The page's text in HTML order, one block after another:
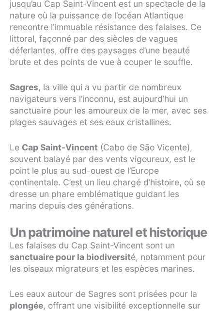
jusqu’au Cap Saint-Vincent est un spectacle de la
nature où la puissance de l’océan Atlantique
rencontre l’immuable résistance des falaises. Ce
littoral, façonné par des siècles de vagues
déferlantes, offre des paysages d’une beauté
brute et des points de vue à couper le souffle.
Sagres, la ville qui a vu partir de nombreux
navigateurs vers l’inconnu, est aujourd’hui un
sanctuaire pour les amoureux de la mer, avec ses
plages sauvages et ses eaux cristallines.
Le Cap Saint-Vincent (Cabo de São Vicente),
souvent balayé par des vents vigoureux, est le
point le plus au sud-ouest de l’Europe
continentale. C’est un lieu chargé d’histoire, où se
dresse un phare emblématique guidant les
marins depuis des générations.
Un patrimoine naturel et historique
Les falaises du Cap Saint-Vincent sont un
sanctuaire pour la biodiversité, notamment pour
les oiseaux migrateurs et les espèces marines.
Les eaux autour de Sagres sont prisées pour la
plongée, offrant une visibilité exceptionnelle sur